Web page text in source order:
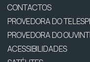
CONTACTOS
PROVEDORA DO
PROVEDORA DO
ACESSIBILIDADES